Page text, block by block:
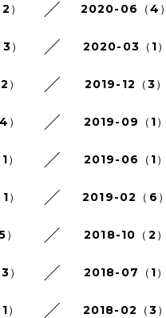
2020-06（4）
） 2020-03（1）
2019-12（3）
2019-09（1）
2019-06（1）
2019-02（6）
2018-10（2）
2018-07（1）
2018-02（3）